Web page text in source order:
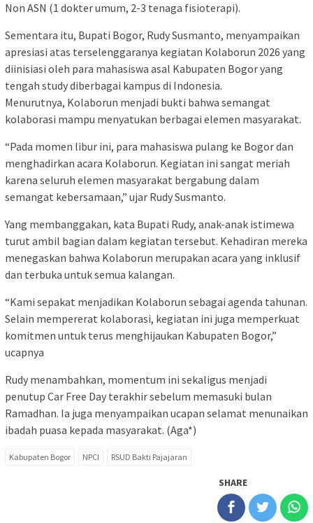
Non ASN (1 dokter umum, 2-3 tenaga fisioterapi).
Sementara itu, Bupati Bogor, Rudy Susmanto, menyampaikan
apresiasi atas terselenggaranya kegiatan Kolaborun 2026 yang
diinisiasi oleh para mahasiswa asal Kabupaten Bogor yang
tengah study diberbagai kampus di Indonesia.
Menurutnya, Kolaborun menjadi bukti bahwa semangat
kolaborasi mampu menyatukan berbagai elemen masyarakat.
“Pada momen libur ini, para mahasiswa pulang ke Bogor dan
menghadirkan acara Kolaborun. Kegiatan ini sangat meriah
karena seluruh elemen masyarakat bergabung dalam
semangat kebersamaan,” ujar Rudy Susmanto.
Yang membanggakan, kata Bupati Rudy, anak-anak istimewa
turut ambil bagian dalam kegiatan tersebut. Kehadiran mereka
menegaskan bahwa Kolaborun merupakan acara yang inklusif
dan terbuka untuk semua kalangan.
“Kami sepakat menjadikan Kolaborun sebagai agenda tahunan.
Selain mempererat kolaborasi, kegiatan ini juga memperkuat
komitmen untuk terus menghijaukan Kabupaten Bogor,”
ucapnya
Rudy menambahkan, momentum ini sekaligus menjadi
penutup Car Free Day terakhir sebelum memasuki bulan
Ramadhan. Ia juga menyampaikan ucapan selamat menunaikan
ibadah puasa kepada masyarakat. (Aga*)
Kabupaten Bogor NPCI RSUD Bakti Pajajaran
SHARE